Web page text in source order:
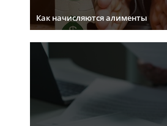
Как начисляются алименты